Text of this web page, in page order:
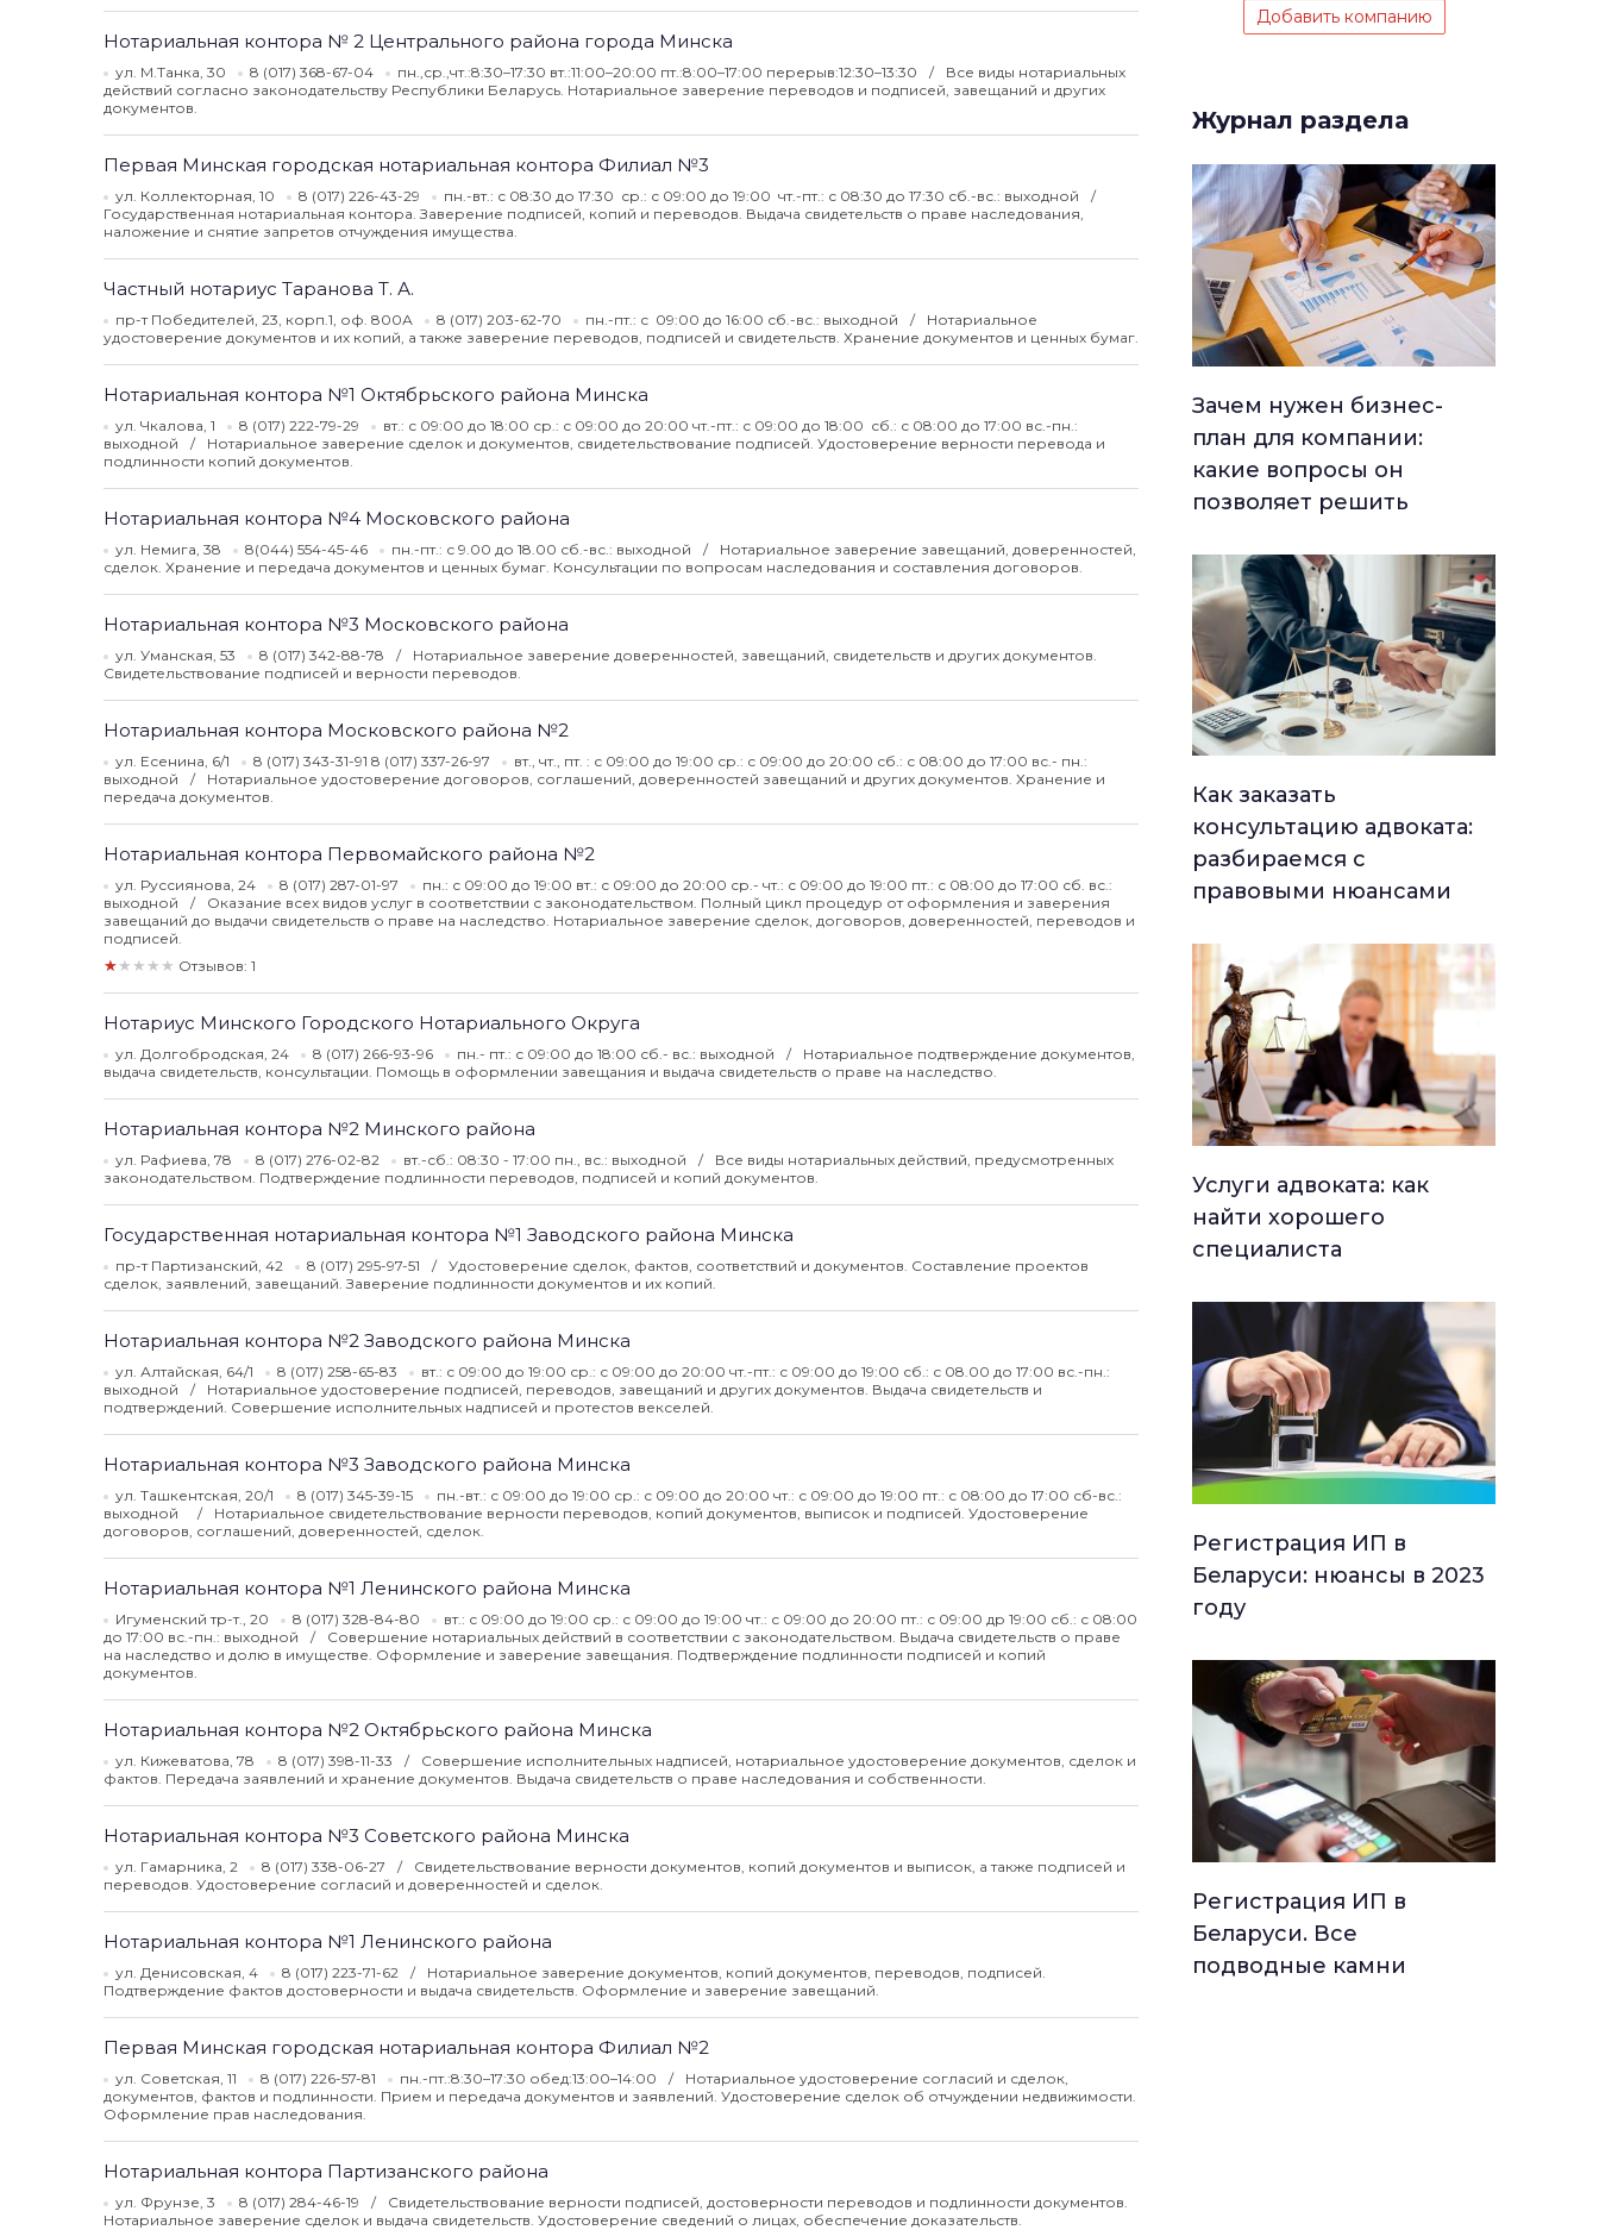
Нотариальная контора № 2 Центрального района города Минска
ул. М.Танка, 30 8 (017) 368-67-04 пн.,ср.,чт.:8:30–17:30 вт.:11:00–20:00 пт.:8:00–17:00 перерыв:12:30–13:30
Все виды нотариальных
действий согласно законодательству Республики Беларусь. Нотариальное заверение переводов и подписей, завещаний и других
документов.
Первая Минская городская нотариальная контора Филиал №3
ул. Коллекторная, 10 8 (017) 226-43-29
пн.-вт.: с 08:30 до 17:30 ср.: с 09:00 до 19:00 чт.-пт.: с 08:30 до 17:30 сб.-вс.: выходной
Государственная нотариальная контора. Заверение подписей, копий и переводов. Выдача свидетельств о праве наследования,
наложение и снятие запретов отчуждения имущества.
Частный нотариус Таранова Т. А.
пр-т Победителей, 23, корп.1, оф. 800А 8 (017) 203-62-70 пн.-пт.: с 09:00 до 16:00 сб.-вс.: выходной
Нотариальное
удостоверение документов и их копий, а также заверение переводов, подписей и свидетельств. Хранение документов и ценных бумаг.
Нотариальная контора №1 Октябрьского района Минска
ул. Чкалова, 1 8 (017) 222-79-29
вт.: с 09:00 до 18:00 ср.: с 09:00 до 20:00 чт.-пт.: с 09:00 до 18:00 сб.: с 08:00 до 17:00 вс.-пн.:
выходной
Нотариальное заверение сделок и документов, свидетельствование подписей. Удостоверение верности перевода и
подлинности копий документов.
Нотариальная контора №4 Московского района
ул. Немига, 38 8(044) 554-45-46 пн.-пт.: с 9.00 до 18.00 сб.-вс.: выходной
Нотариальное заверение завещаний, доверенностей,
сделок. Хранение и передача документов и ценных бумаг. Консультации по вопросам наследования и составления договоров.
Нотариальная контора №3 Московского района
ул. Уманская, 53 8 (017) 342-88-78
Нотариальное заверение доверенностей, завещаний, свидетельств и других документов.
Свидетельствование подписей и верности переводов.
Нотариальная контора Московского района №2
ул. Есенина, 6/1 8 (017) 343-31-91 8 (017) 337-26-97
вт., чт., пт. : с 09:00 до 19:00 ср.: с 09:00 до 20:00 сб.: с 08:00 до 17:00 вс.- пн.:
выходной
Нотариальное удостоверение договоров, соглашений, доверенностей завещаний и других документов. Хранение и
передача документов.
Нотариальная контора Первомайского района №2
ул. Руссиянова, 24 8 (017) 287-01-97
пн.: с 09:00 до 19:00 вт.: с 09:00 до 20:00 ср.- чт.: с 09:00 до 19:00 пт.: с 08:00 до 17:00 сб. вс.:
выходной
Оказание всех видов услуг в соответствии с законодательством. Полный цикл процедур от оформления и заверения
завещаний до выдачи свидетельств о праве на наследство. Нотариальное заверение сделок, договоров, доверенностей, переводов и
подписей.
★★★★★ Отзывов: 1
Нотариус Минского Городского Нотариального Округа
ул. Долгобродская, 24 8 (017) 266-93-96 пн.- пт.: с 09:00 до 18:00 сб.- вс.: выходной
Нотариальное подтверждение документов,
выдача свидетельств, консультации. Помощь в оформлении завещания и выдача свидетельств о праве на наследство.
Нотариальная контора №2 Минского района
ул. Рафиева, 78 8 (017) 276-02-82 вт.-сб.: 08:30 - 17:00 пн., вс.: выходной
Все виды нотариальных действий, предусмотренных
законодательством. Подтверждение подлинности переводов, подписей и копий документов.
Государственная нотариальная контора №1 Заводского района Минска
пр-т Партизанский, 42 8 (017) 295-97-51
Удостоверение сделок, фактов, соответствий и документов. Составление проектов
сделок, заявлений, завещаний. Заверение подлинности документов и их копий.
Нотариальная контора №2 Заводского района Минска
ул. Алтайская, 64/1 8 (017) 258-65-83
вт.: с 09:00 до 19:00 ср.: с 09:00 до 20:00 чт.-пт.: с 09:00 до 19:00 сб.: с 08.00 до 17:00 вс.-пн.:
выходной
Нотариальное удостоверение подписей, переводов, завещаний и других документов. Выдача свидетельств и
подтверждений. Совершение исполнительных надписей и протестов векселей.
Нотариальная контора №3 Заводского района Минска
ул. Ташкентская, 20/1 8 (017) 345-39-15
пн.-вт.: с 09:00 до 19:00 ср.: с 09:00 до 20:00 чт.: с 09:00 до 19:00 пт.: с 08:00 до 17:00 сб-вс.:
выходной
Нотариальное свидетельствование верности переводов, копий документов, выписок и подписей. Удостоверение
договоров, соглашений, доверенностей, сделок.
Нотариальная контора №1 Ленинского района Минска
Игуменский тр-т., 20 8 (017) 328-84-80
вт.: с 09:00 до 19:00 ср.: с 09:00 до 19:00 чт.: с 09:00 до 20:00 пт.: с 09:00 др 19:00 сб.: с 08:00
до 17:00 вс.-пн.: выходной
Совершение нотариальных действий в соответствии с законодательством. Выдача свидетельств о праве
на наследство и долю в имуществе. Оформление и заверение завещания. Подтверждение подлинности подписей и копий
документов.
Нотариальная контора №2 Октябрьского района Минска
ул. Кижеватова, 78 8 (017) 398-11-33
Совершение исполнительных надписей, нотариальное удостоверение документов, сделок и
фактов. Передача заявлений и хранение документов. Выдача свидетельств о праве наследования и собственности.
Нотариальная контора №3 Советского района Минска
ул. Гамарника, 2 8 (017) 338-06-27
Свидетельствование верности документов, копий документов и выписок, а также подписей и
переводов. Удостоверение согласий и доверенностей и сделок.
Нотариальная контора №1 Ленинского района
ул. Денисовская, 4 8 (017) 223-71-62
Нотариальное заверение документов, копий документов, переводов, подписей.
Подтверждение фактов достоверности и выдача свидетельств. Оформление и заверение завещаний.
Первая Минская городская нотариальная контора Филиал №2
ул. Советская, 11 8 (017) 226-57-81 пн.-пт.:8:30–17:30 обед:13:00–14:00
Нотариальное удостоверение согласий и сделок,
документов, фактов и подлинности. Прием и передача документов и заявлений. Удостоверение сделок об отчуждении недвижимости.
Оформление прав наследования.
Нотариальная контора Партизанского района
ул. Фрунзе, 3 8 (017) 284-46-19
Свидетельствование верности подписей, достоверности переводов и подлинности документов.
Нотариальное заверение сделок и выдача свидетельств. Удостоверение сведений о лицах, обеспечение доказательств.
Добавить компанию
Журнал раздела
Зачем нужен бизнес-
план для компании:
какие вопросы он
позволяет решить
Как заказать
консультацию адвоката:
разбираемся с
правовыми нюансами
Услуги адвоката: как
найти хорошего
специалиста
Регистрация ИП в
Беларуси: нюансы в 2023
году
Регистрация ИП в
Беларуси. Все
подводные камни